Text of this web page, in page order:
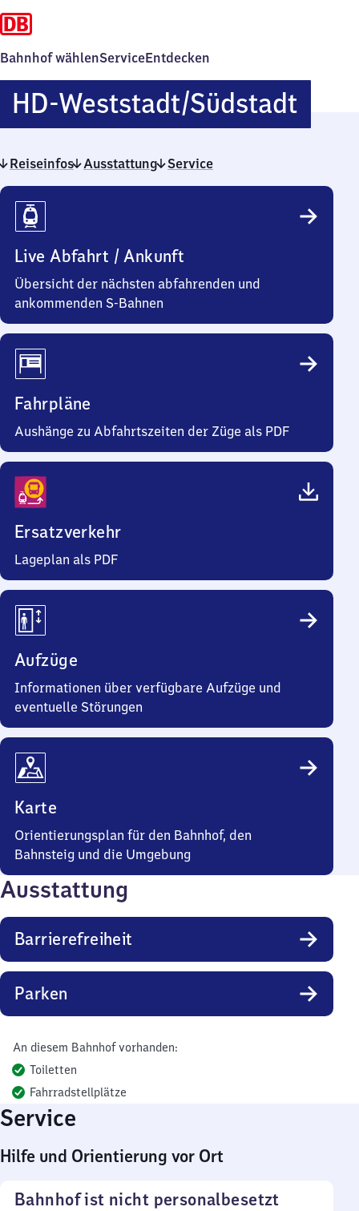
Bahnhof wählenServiceEntdecken
HD-Weststadt/​Südstadt
Reiseinfos Ausstattung Service
Reiseinfos
Live Abfahrt / Ankunft
Übersicht der nächsten abfahrenden und
ankommenden S-Bahnen
Fahrpläne
Aushänge zu Abfahrtszeiten der Züge als PDF
Ersatzverkehr
Lageplan als PDF
Aufzüge
Informationen über verfügbare Aufzüge und
eventuelle Störungen
Karte
Orientierungsplan für den Bahnhof, den
Bahnsteig und die Umgebung
Ausstattung
Barrierefreiheit
Parken
An diesem Bahnhof vorhanden:
Toiletten
Fahrradstellplätze
Service
Hilfe und Orientierung vor Ort
Bahnhof ist nicht personalbesetzt